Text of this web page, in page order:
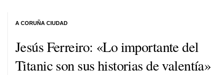
Jesús Ferreiro: «Lo importante del
Titanic son sus historias de valentía»
A CORUÑA CIUDAD